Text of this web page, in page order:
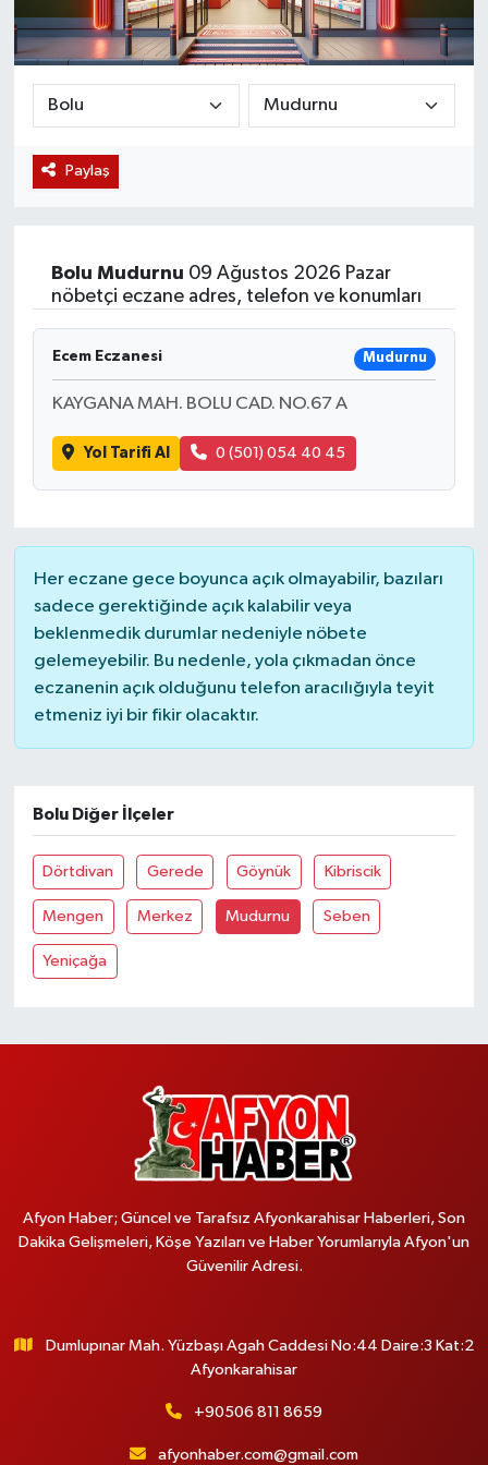
Paylaş
Bolu Mudurnu 09 Ağustos 2026 Pazar
nöbetçi eczane adres, telefon ve konumları
Ecem Eczanesi Mudurnu
KAYGANA MAH. BOLU CAD. NO.67 A
Yol Tarifi Al 0 (501) 054 40 45
Her eczane gece boyunca açık olmayabilir, bazıları
sadece gerektiğinde açık kalabilir veya
beklenmedik durumlar nedeniyle nöbete
gelemeyebilir. Bu nedenle, yola çıkmadan önce
eczanenin açık olduğunu telefon aracılığıyla teyit
etmeniz iyi bir fikir olacaktır.
Bolu Diğer İlçeler
Dörtdivan Gerede Göynük Kibriscik
Mengen Merkez Mudurnu Seben
Yeniçağa
Afyon Haber; Güncel ve Tarafsız Afyonkarahisar Haberleri, Son
Dakika Gelişmeleri, Köşe Yazıları ve Haber Yorumlarıyla Afyon'un
Güvenilir Adresi.
Dumlupınar Mah. Yüzbaşı Agah Caddesi No:44 Daire:3 Kat:2
Afyonkarahisar
+90506 811 8659
afyonhaber.com@gmail.com
Magazin
Etkinlikler